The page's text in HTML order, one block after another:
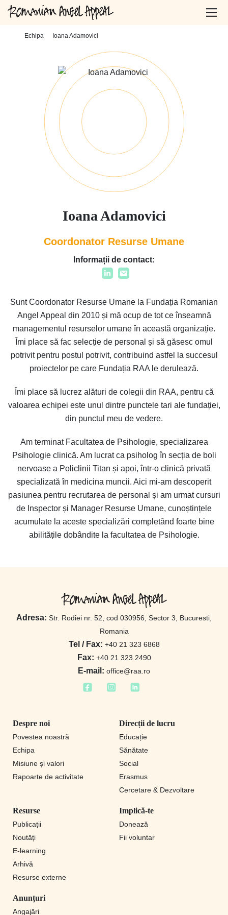
Echipa Ioana Adamovici
Ioana Adamovici
Coordonator Resurse Umane
Informații de contact:
Sunt Coordonator Resurse Umane la Fundația Romanian
Angel Appeal din 2010 și mă ocup de tot ce înseamnă
managementul resurselor umane în această organizație.
Îmi place să fac selecție de personal și să găsesc omul
potrivit pentru postul potrivit, contribuind astfel la succesul
proiectelor pe care Fundația RAA le derulează.
Îmi place să lucrez alături de colegii din RAA, pentru că
valoarea echipei este unul dintre punctele tari ale fundației,
din punctul meu de vedere.
Am terminat Facultatea de Psihologie, specializarea
Psihologie clinică. Am lucrat ca psiholog în secția de boli
nervoase a Policlinii Titan și apoi, într-o clinică privată
specializată în medicina muncii. Aici mi-am descoperit
pasiunea pentru recrutarea de personal și am urmat cursuri
de Inspector și Manager Resurse Umane, cunoștințele
acumulate la aceste specializări completând foarte bine
abilitățile dobândite la facultatea de Psihologie.
Adresa: Str. Rodiei nr. 52, cod 030956, Sector 3, Bucuresti,
Romania
Tel / Fax: +40 21 323 6868
Fax: +40 21 323 2490
E-mail: office@raa.ro
Despre noi
Povestea noastră
Echipa
Misiune și valori
Rapoarte de activitate
Direcții de lucru
Educație
Sănătate
Social
Erasmus
Cercetare & Dezvoltare
Resurse
Publicații
Noutăți
E-learning
Arhivă
Resurse externe
Implică-te
Donează
Fii voluntar
Anunțuri
Angajări